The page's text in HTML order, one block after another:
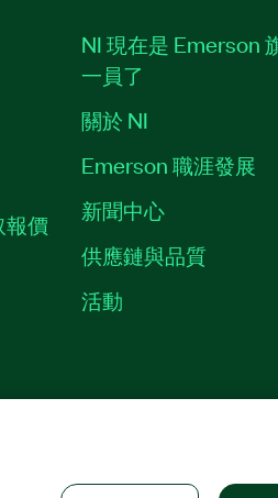
報價
NI 現在是 Emerson
一員了
關於 NI
Emerson 職涯發展
新聞中心
供應鏈與品質
活動